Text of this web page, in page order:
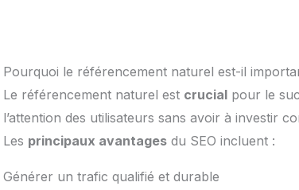
Pourquoi le référencement naturel est-il
Le référencement naturel est crucialpour le
l’attention des utilisateurs sans avoir à investir
Les principaux avantagesdu SEO incluent :
Générer un trafic qualifié et durable